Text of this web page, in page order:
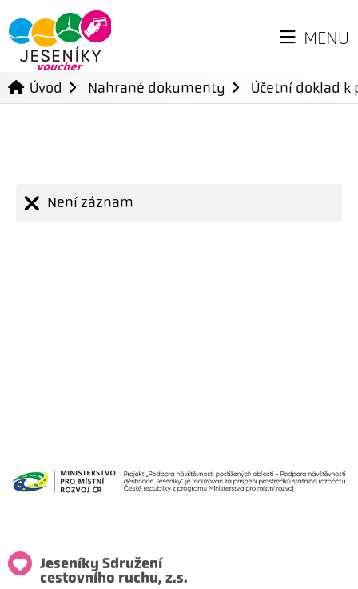
MENU
Úvod Nahrané dokumenty Účetní doklad
Není záznam
Jeseníky Sdružení
cestovního ruchu, z.s.